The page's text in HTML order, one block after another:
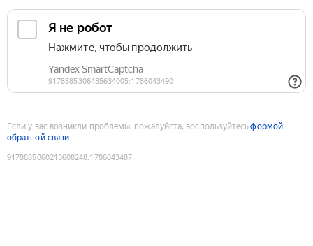
Если у вас возникли проблемы, пожалуйста, воспользуйтесьформой
обратной связи
9178885060213608248:1786043487